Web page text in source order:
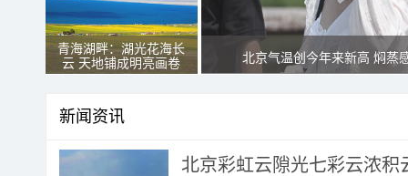
青海湖畔：湖光花海长
云 天地铺成明亮画卷
北京气温创今年来新高 焖蒸
新闻资讯
北京彩虹云隙光七彩云浓积